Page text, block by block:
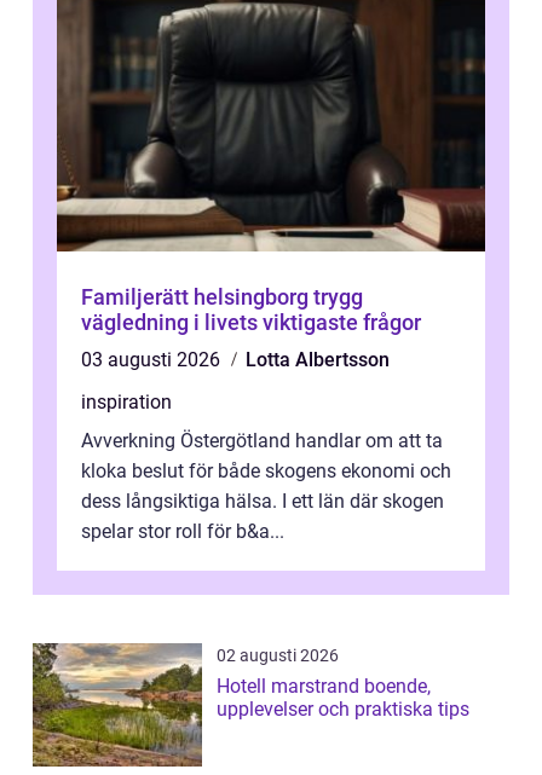
Familjerätt helsingborg trygg
vägledning i livets viktigaste frågor
03 augusti 2026
Lotta Albertsson
inspiration
Avverkning Östergötland handlar om att ta
kloka beslut för både skogens ekonomi och
dess långsiktiga hälsa. I ett län där skogen
spelar stor roll för b&a...
02 augusti 2026
Hotell marstrand boende,
upplevelser och praktiska tips